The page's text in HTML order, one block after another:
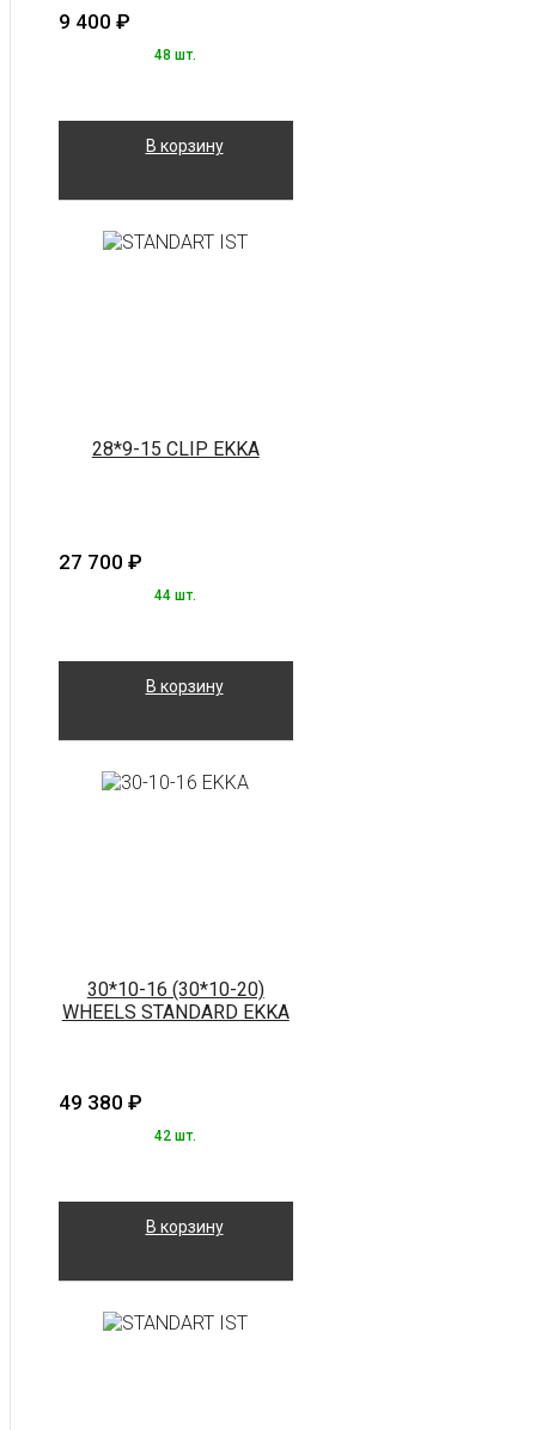
9 400 ₽
48 шт.
В корзину
28*9-15 CLIP EKKA
27 700 ₽
44 шт.
В корзину
30*10-16 (30*10-20)
WHEELS STANDARD EKKA
49 380 ₽
42 шт.
В корзину